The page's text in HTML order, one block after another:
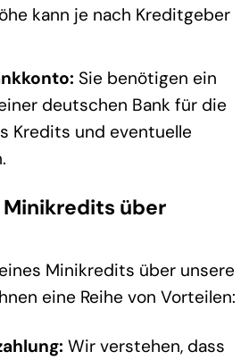
kann je nach Kreditgeber
Sie benötigen ein
deutschen Bank für die
Kredits und eventuelle
über
Minikredits über unsere
eine Reihe von Vorteilen:
Wir verstehen, dass